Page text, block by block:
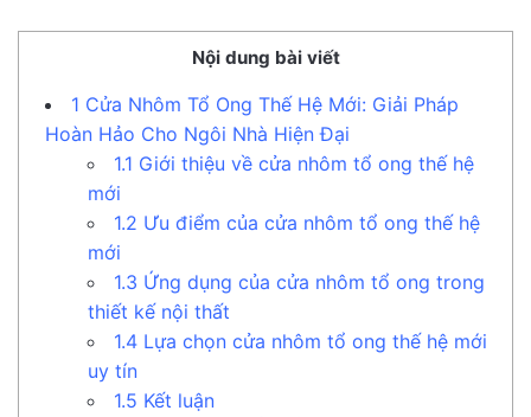
Nội dung bài viết
1 Cửa Nhôm Tổ Ong Thế Hệ Mới: Giải Pháp
Hoàn Hảo Cho Ngôi Nhà Hiện Đại
1.1 Giới thiệu về cửa nhôm tổ ong thế hệ
mới
1.2 Ưu điểm của cửa nhôm tổ ong thế hệ
mới
1.3 Ứng dụng của cửa nhôm tổ ong trong
thiết kế nội thất
1.4 Lựa chọn cửa nhôm tổ ong thế hệ mới
uy tín
1.5 Kết luận